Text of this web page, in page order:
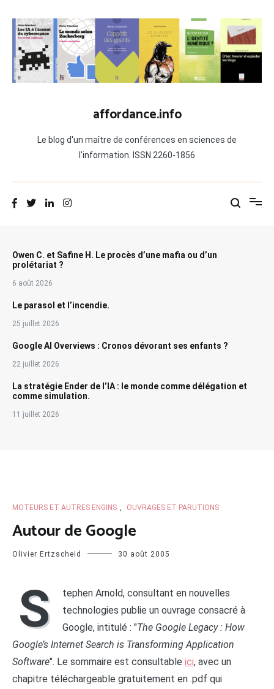
contenu
affordance.info
Le blog d'un maître de conférences en sciences de
l'information. ISSN 2260-1856
Owen C. et Safine H. Le procès d’une mafia ou d’un
prolétariat ?
6 août 2026
Le parasol et l’incendie.
25 juillet 2026
Google AI Overviews : Cronos dévorant ses enfants ?
22 juillet 2026
La stratégie Ender de l’IA : le monde comme délégation et
comme simulation.
11 juillet 2026
MOTEURS ET AUTRES ENGINS OUVRAGES ET PARUTIONS
Autour de Google
Olivier Ertzscheid 30 août 2005
S
tephen Arnold, consultant en nouvelles
technologies publie un ouvrage consacré à
Google, intitulé : "The Google Legacy : How
Google’s Internet Search is Transforming Application
Software". Le sommaire est consultable ici, avec un
chapitre téléchargeable gratuitement en .pdf qui